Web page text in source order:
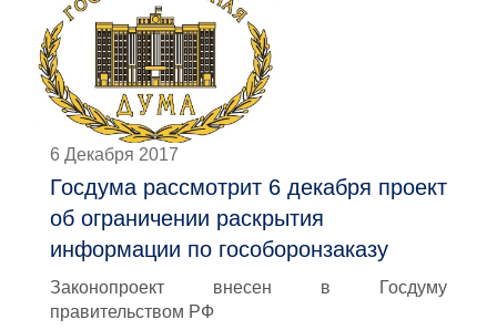
6 Декабря 2017
Госдума рассмотрит 6 декабря проект
об ограничении раскрытия
информации по гособоронзаказу
Законопроект внесен в Госдуму
правительством РФ